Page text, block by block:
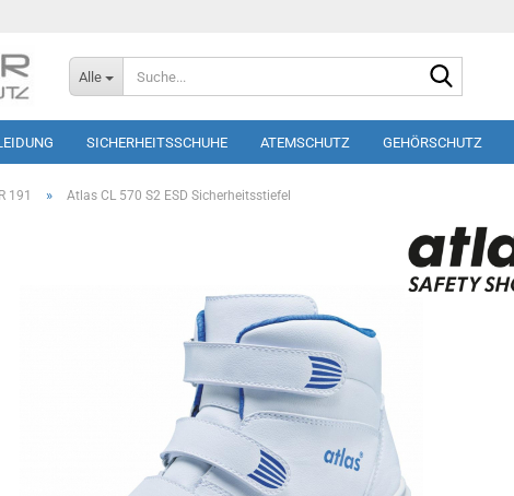
Alle
SICHERHEITSSCHUHE ATEMSCHUTZ GEHÖRSCHUTZ
T-SHIRTS/POLOS SHORTS SCHÜRZEN
191 » Atlas CL 570 S2 ESD Sicherheitsstiefel